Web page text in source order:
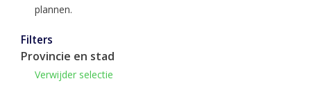
plannen.
Filters
Provincie en stad
Verwijder selectie